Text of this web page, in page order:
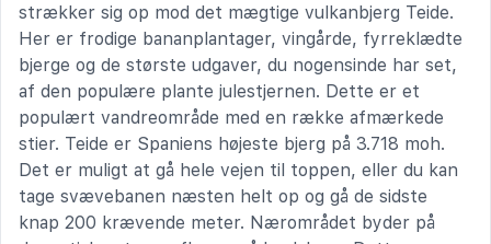
strækker sig op mod det mægtige vulkanbjerg Teide.
Her er frodige bananplantager, vingårde, fyrreklædte
bjerge og de største udgaver, du nogensinde har set,
af den populære plante julestjernen. Dette er et
populært vandreområde med en række afmærkede
stier. Teide er Spaniens højeste bjerg på 3.718 moh.
Det er muligt at gå hele vejen til toppen, eller du kan
tage svævebanen næsten helt op og gå de sidste
knap 200 krævende meter. Nærområdet byder på